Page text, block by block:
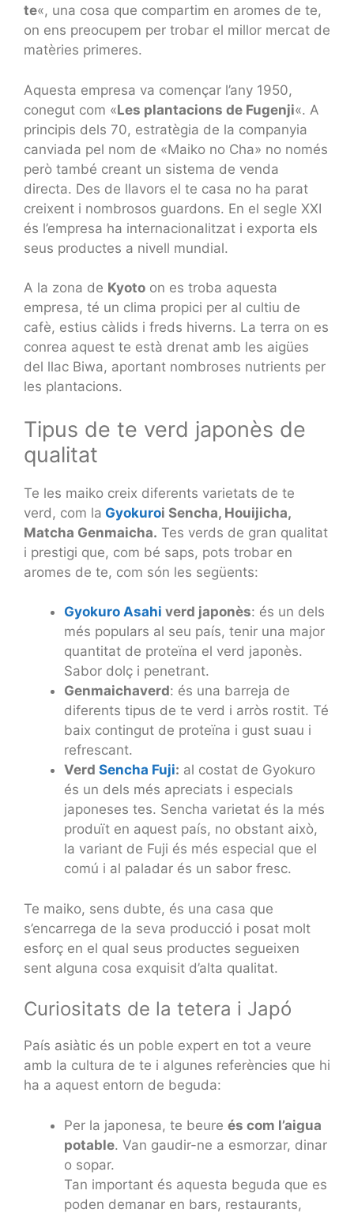
te«, una cosa que compartim en aromes de te,
on ens preocupem per trobar el millor mercat de
matèries primeres.
Aquesta empresa va començar l’any 1950,
conegut com «Les plantacions de Fugenji«. A
principis dels 70, estratègia de la companyia
canviada pel nom de «Maiko no Cha» no només
però també creant un sistema de venda
directa. Des de llavors el te casa no ha parat
creixent i nombrosos guardons. En el segle XXI
és l’empresa ha internacionalitzat i exporta els
seus productes a nivell mundial.
A la zona de Kyoto on es troba aquesta
empresa, té un clima propici per al cultiu de
cafè, estius càlids i freds hiverns. La terra on es
conrea aquest te està drenat amb les aigües
del llac Biwa, aportant nombroses nutrients per
les plantacions.
Tipus de te verd japonès de
qualitat
Te les maiko creix diferents varietats de te
verd, com la Gyokuroi Sencha, Houijicha,
Matcha Genmaicha. Tes verds de gran qualitat
i prestigi que, com bé saps, pots trobar en
aromes de te, com són les següents:
Gyokuro Asahi verd japonès: és un dels
més populars al seu país, tenir una major
quantitat de proteïna el verd japonès.
Sabor dolç i penetrant.
Genmaichaverd: és una barreja de
diferents tipus de te verd i arròs rostit. Té
baix contingut de proteïna i gust suau i
refrescant.
Verd Sencha Fuji: al costat de Gyokuro
és un dels més apreciats i especials
japoneses tes. Sencha varietat és la més
produït en aquest país, no obstant això,
la variant de Fuji és més especial que el
comú i al paladar és un sabor fresc.
Te maiko, sens dubte, és una casa que
s’encarrega de la seva producció i posat molt
esforç en el qual seus productes segueixen
sent alguna cosa exquisit d’alta qualitat.
Curiositats de la tetera i Japó
País asiàtic és un poble expert en tot a veure
amb la cultura de te i algunes referències que hi
ha a aquest entorn de beguda:
Per la japonesa, te beure és com l’aigua
potable. Van gaudir-ne a esmorzar, dinar
o sopar.
Tan important és aquesta beguda que es
poden demanar en bars, restaurants,